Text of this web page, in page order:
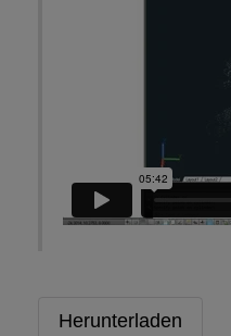
Herunterladen